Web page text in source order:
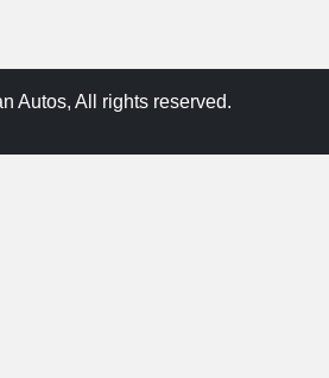
Autos, All rights reserved.